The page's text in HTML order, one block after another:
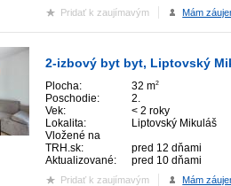
Pridať k zaujímavým Mám
2-izbový byt byt, Liptovský
Plocha: 32 m2
Poschodie:
2.
Vek:
< 2 roky
Lokalita:
Liptovský Mikuláš
Vložené na
TRH.sk:
pred 12 dňami
Aktualizované:
pred 10 dňami
Pridať k zaujímavým Mám